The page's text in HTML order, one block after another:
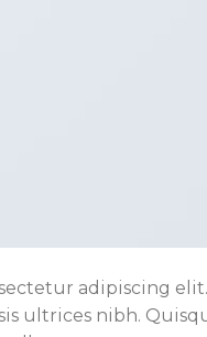
adipiscing
ultrices nibh.